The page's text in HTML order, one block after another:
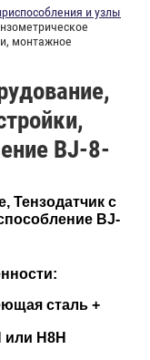
и узлы
монтажное
BJ-8-
Тензодатчик с
BJ-
сталь +
H8H